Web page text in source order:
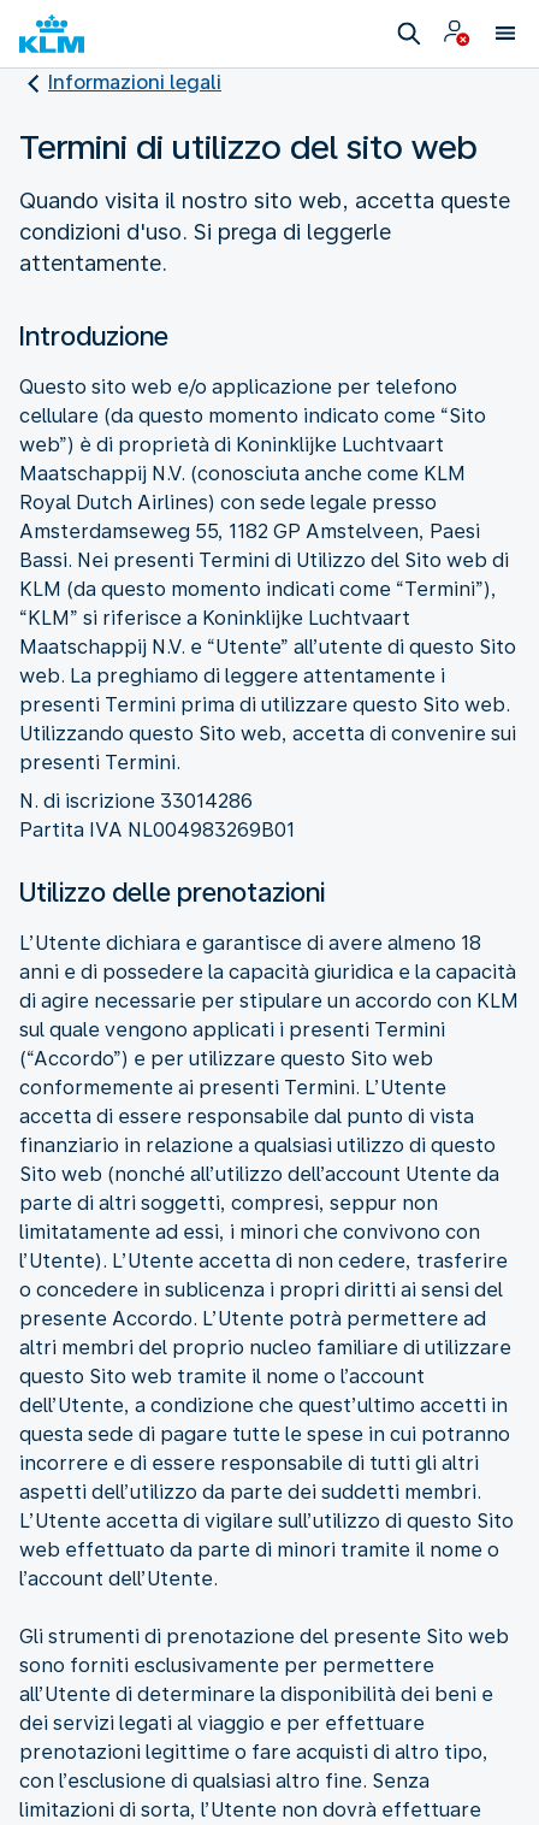
Informazioni legali
Termini di utilizzo del sito web
Quando visita il nostro sito web, accetta queste
condizioni d'uso. Si prega di leggerle
attentamente.
Introduzione
Questo sito web e/o applicazione per telefono
cellulare (da questo momento indicato come “Sito
web”) è di proprietà di Koninklijke Luchtvaart
Maatschappij N.V. (conosciuta anche come KLM
Royal Dutch Airlines) con sede legale presso
Amsterdamseweg 55, 1182 GP Amstelveen, Paesi
Bassi. Nei presenti Termini di Utilizzo del Sito web di
KLM (da questo momento indicati come “Termini”),
“KLM” si riferisce a Koninklijke Luchtvaart
Maatschappij N.V. e “Utente” all’utente di questo Sito
web. La preghiamo di leggere attentamente i
presenti Termini prima di utilizzare questo Sito web.
Utilizzando questo Sito web, accetta di convenire sui
presenti Termini.
N. di iscrizione 33014286
Partita IVA NL004983269B01
Utilizzo delle prenotazioni
L’Utente dichiara e garantisce di avere almeno 18
anni e di possedere la capacità giuridica e la capacità
di agire necessarie per stipulare un accordo con KLM
sul quale vengono applicati i presenti Termini
(“Accordo”) e per utilizzare questo Sito web
conformemente ai presenti Termini. L’Utente
accetta di essere responsabile dal punto di vista
finanziario in relazione a qualsiasi utilizzo di questo
Sito web (nonché all’utilizzo dell’account Utente da
parte di altri soggetti, compresi, seppur non
limitatamente ad essi, i minori che convivono con
l’Utente). L’Utente accetta di non cedere, trasferire
o concedere in sublicenza i propri diritti ai sensi del
presente Accordo. L’Utente potrà permettere ad
altri membri del proprio nucleo familiare di utilizzare
questo Sito web tramite il nome o l’account
dell’Utente, a condizione che quest’ultimo accetti in
questa sede di pagare tutte le spese in cui potranno
incorrere e di essere responsabile di tutti gli altri
aspetti dell’utilizzo da parte dei suddetti membri.
L’Utente accetta di vigilare sull’utilizzo di questo Sito
web effettuato da parte di minori tramite il nome o
l’account dell’Utente.
Gli strumenti di prenotazione del presente Sito web
sono forniti esclusivamente per permettere
all’Utente di determinare la disponibilità dei beni e
dei servizi legati al viaggio e per effettuare
prenotazioni legittime o fare acquisti di altro tipo,
con l’esclusione di qualsiasi altro fine. Senza
limitazioni di sorta, l’Utente non dovrà effettuare